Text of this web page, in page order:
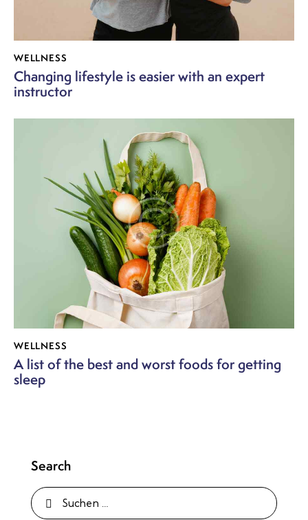
WELLNESS
Changing lifestyle is easier with an expert
instructor
WELLNESS
A list of the best and worst foods for getting
sleep
Search